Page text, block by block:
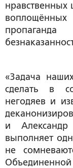
нравственных
«Задача
сделать в
негодяев и
и
выполняет
не